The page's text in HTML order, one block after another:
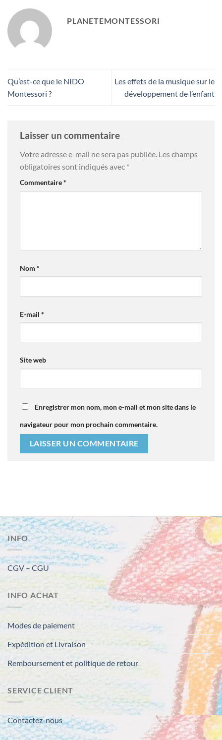
PLANETEMONTESSORI
Qu’est-ce que le NIDO
Montessori ?
Les effets de la musique sur le
développement de l’enfant
Laisser un commentaire
Votre adresse e-mail ne sera pas publiée. Les champs
obligatoires sont indiqués avec *
Commentaire*
Nom *
E-mail *
Site web
Enregistrer mon nom, mon e-mail et mon site dans le
navigateur pour mon prochain commentaire.
INFO
CGV – CGU
INFO ACHAT
Modes de paiement
Expédition et Livraison
Remboursement et politique de retour
SERVICE CLIENT
Contactez-nous